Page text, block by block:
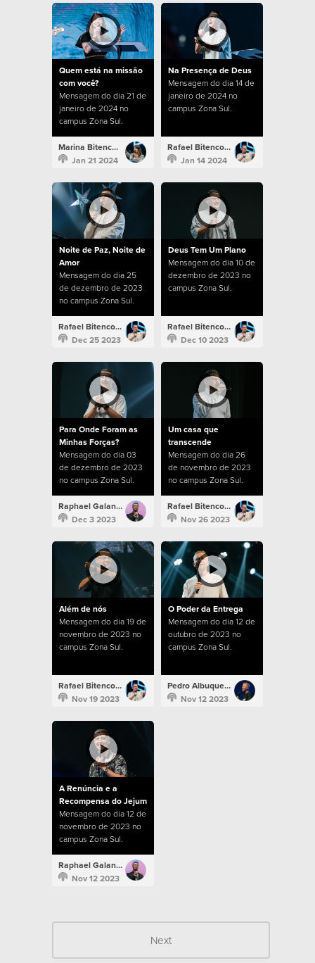
Quem está na missão
com você?
Mensagem do dia 21 de
janeiro de 2024 no
campus Zona Sul.
Marina Bitencourt
Jan 21 2024
Na Presença de Deus
Mensagem do dia 14 de
janeiro de 2024 no
campus Zona Sul.
Rafael Bitencourt
Jan 14 2024
Noite de Paz, Noite de
Amor
Mensagem do dia 25
de dezembro de 2023
no campus Zona Sul.
Rafael Bitencourt
Dec 25 2023
Deus Tem Um Plano
Mensagem do dia 10 de
dezembro de 2023 no
campus Zona Sul.
Rafael Bitencourt
Dec 10 2023
Para Onde Foram as
Minhas Forças?
Mensagem do dia 03
de dezembro de 2023
no campus Zona Sul.
Raphael Galante
Dec 3 2023
Um casa que
transcende
Mensagem do dia 26
de novembro de 2023
no campus Zona Sul.
Rafael Bitencourt
Nov 26 2023
Além de nós
Mensagem do dia 19 de
novembro de 2023 no
campus Zona Sul.
Rafael Bitencourt
Nov 19 2023
O Poder da Entrega
Mensagem do dia 12 de
outubro de 2023 no
campus Zona Sul.
Pedro Albuquerque
Nov 12 2023
A Renúncia e a
Recompensa do Jejum
Mensagem do dia 12 de
novembro de 2023 no
campus Zona Sul.
Raphael Galante
Nov 12 2023
Next